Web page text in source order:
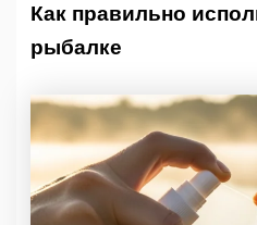
Как правильно
рыбалке